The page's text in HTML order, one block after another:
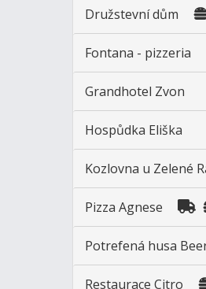
Družstevní dům
Fontana - pizzeria
Grandhotel Zvon
Hospůdka Eliška
Kozlovna u Zelené
Pizza Agnese
Potrefená husa
Restaurace Citro